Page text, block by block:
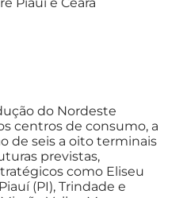
do Nordeste
centros de consumo, a
de seis a oito terminais
previstas,
como Eliseu
(PI), Trindade e